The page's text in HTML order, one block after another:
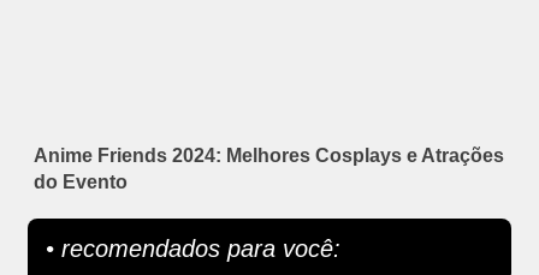
Anime Friends 2024: Melhores Cosplays e Atrações
do Evento
• recomendados para você: